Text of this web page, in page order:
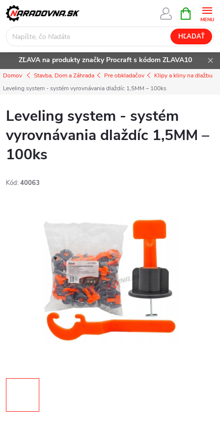
Prejsť
na
obsah
HĽADAŤ
KOŠÍK
ZĽAVA na produkty značky Procraft s kódom ZLAVA10
Domov Stavba, Dom a Záhrada Pre obkladačov
Klipy a kliny na dlažbu
Leveling system - systém vyrovnávania dlaždíc 1,5MM – 100ks
Leveling system - systém
vyrovnávania dlaždíc 1,5MM –
100ks
Kód: 40063